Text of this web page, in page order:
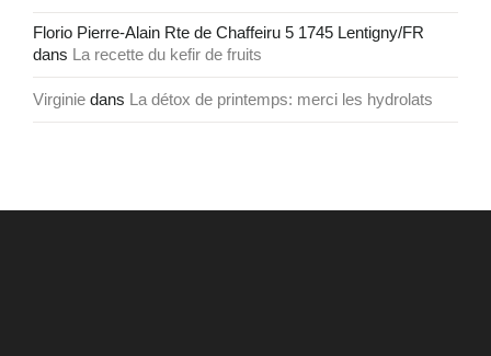
Florio Pierre-Alain Rte de Chaffeiru 5 1745 Lentigny/FR
dans La recette du kefir de fruits
Virginie dans La détox de printemps: merci les hydrolats